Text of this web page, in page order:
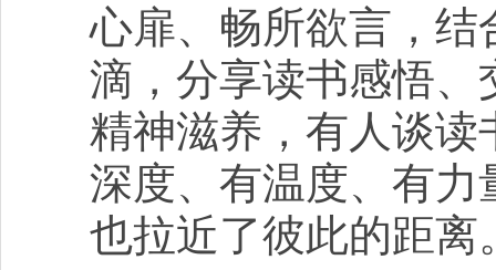
心扉、畅所欲言，
滴，分享读书感悟
精神滋养，有人谈
深度、有温度、有
也拉近了彼此的距离